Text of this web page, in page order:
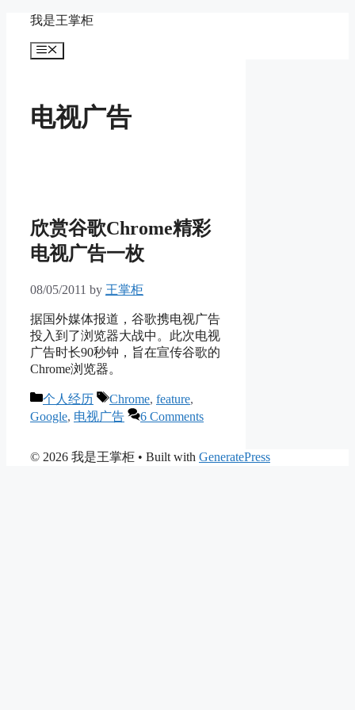
content
我是王掌柜
Menu
电视广告
欣赏谷歌Chrome精彩
电视广告一枚
08/05/2011 by 王掌柜
据国外媒体报道，谷歌携电视广告
投入到了浏览器大战中。此次电视
广告时长90秒钟，旨在宣传谷歌的
Chrome浏览器。
Categories
个人经历 Tags
Chrome, feature,
Google, 电视广告 6 Comments
© 2026 我是王掌柜 • Built with GeneratePress